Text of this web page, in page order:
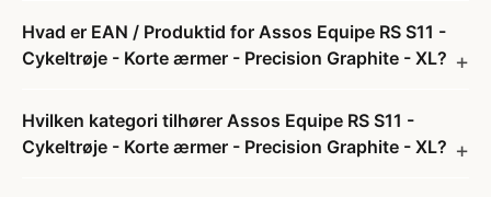
Hvad er EAN / Produktid for Assos Equipe RS S11 -
Cykeltrøje - Korte ærmer - Precision Graphite - XL?
Hvilken kategori tilhører Assos Equipe RS S11 -
Cykeltrøje - Korte ærmer - Precision Graphite - XL?